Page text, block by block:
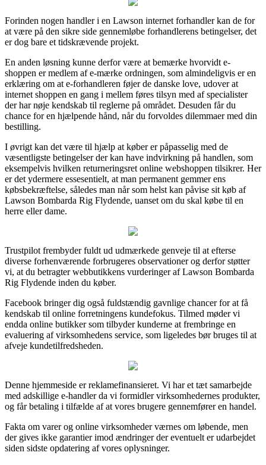
Forinden nogen handler i en Lawson internet forhandler kan de for
at være på den sikre side gennemløbe forhandlerens betingelser, det
er dog bare et tidskrævende projekt.
En anden løsning kunne derfor være at bemærke hvorvidt e-
shoppen er medlem af e-mærke ordningen, som almindeligvis er en
erklæring om at e-forhandleren føjer de danske love, udover at
internet shoppen en gang i mellem føres tilsyn med af specialister
der har nøje kendskab til reglerne på området. Desuden får du
chance for en hjælpende hånd, når du forvoldes dilemmaer med din
bestilling.
I øvrigt kan det være til hjælp at køber er påpasselig med de
væsentligste betingelser der kan have indvirkning på handlen, som
eksempelvis hvilken returneringsret online webshoppen tilsikrer. Her
er det ydermere essesentielt, at man permanent gemmer ens
købsbekræftelse, således man når som helst kan påvise sit køb af
Lawson Bombarda Rig Flydende, uanset om du skal købe til en
herre eller dame.
Trustpilot frembyder fuldt ud udmærkede genveje til at efterse
diverse forhenværende forbrugeres observationer og derfor støtter
vi, at du betragter webbutikkens vurderinger af Lawson Bombarda
Rig Flydende inden du køber.
Facebook bringer dig også fuldstændig gavnlige chancer for at få
kendskab til online forretningens kundefokus. Tilmed møder vi
endda online butikker som tilbyder kunderne at frembringe en
evaluering af virksomhedens service, som ligeledes bør bruges til at
afveje kundetilfredsheden.
Denne hjemmeside er reklamefinansieret. Vi har et tæt samarbejde
med adskillige e-handler da vi formidler virksomhedernes produkter,
og får betaling i tilfælde af at vores brugere gennemfører en handel.
Fakta om varer og online virksomheder værnes om løbende, men
der gives ikke garantier imod ændringer der eventuelt er udarbejdet
siden sidste opdatering af vores oplysninger.